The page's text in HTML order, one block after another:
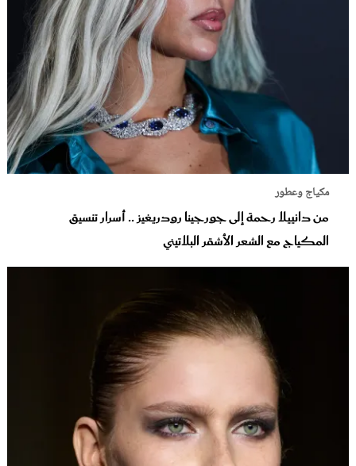
مكياج وعطور
من دانييلا رحمة إلى جورجينا رودريغيز .. أسرار تنسيق
المكياج مع الشعر الأشقر البلاتيني